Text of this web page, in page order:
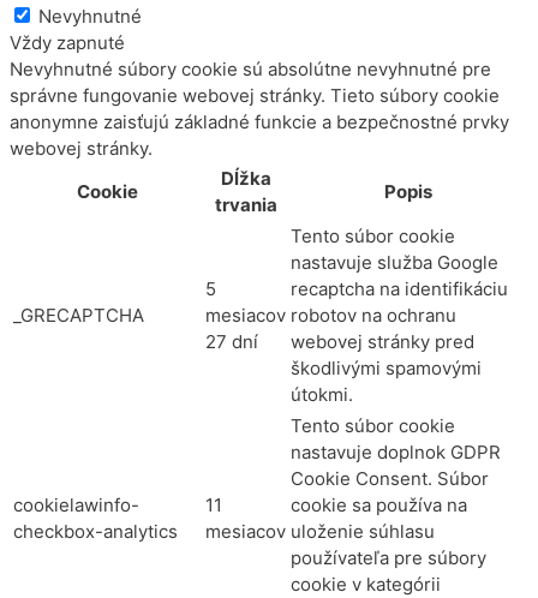
Nevyhnutné
Vždy zapnuté
Nevyhnutné súbory cookie sú absolútne nevyhnutné pre
správne fungovanie webovej stránky. Tieto súbory cookie
anonymne zaisťujú základné funkcie a bezpečnostné prvky
webovej stránky.
Cookie
Dĺžka
trvania
Popis
_GRECAPTCHA
5
mesiacov
27 dní
Tento súbor cookie
nastavuje služba Google
recaptcha na identifikáciu
robotov na ochranu
webovej stránky pred
škodlivými spamovými
útokmi.
cookielawinfo-
checkbox-analytics
11
mesiacov
Tento súbor cookie
nastavuje doplnok GDPR
Cookie Consent. Súbor
cookie sa používa na
uloženie súhlasu
používateľa pre súbory
cookie v kategórii